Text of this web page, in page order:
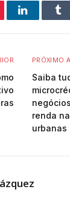
LinkedIn
PRÓXIMO
Saiba
renda
urbanas